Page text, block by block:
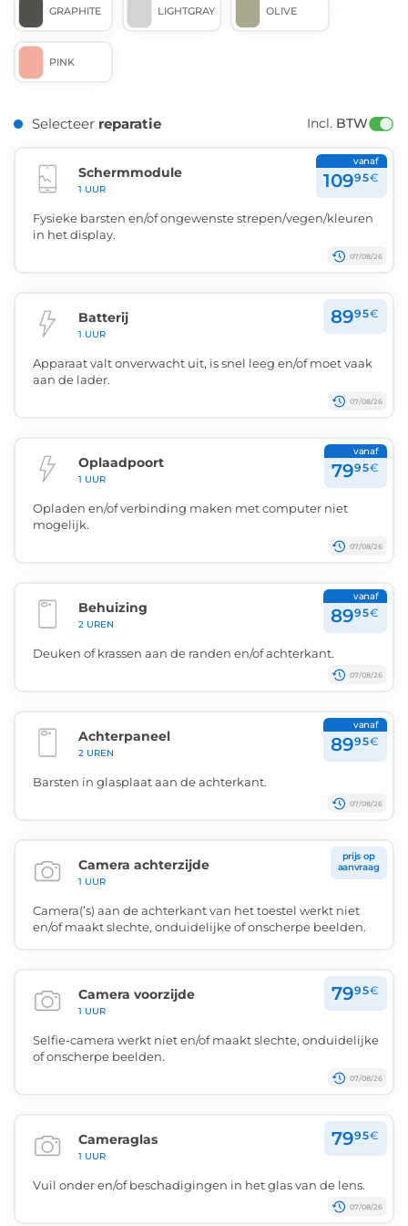
GRAPHITE LIGHTGRAY OLIVE
PINK
Selecteer reparatie Incl. BTW
Schermmodule
1 UUR
vanaf
10995€
Fysieke barsten en/of ongewenste strepen/vegen/kleuren
in het display.
07/08/26
Batterij
1 UUR
8995€
Apparaat valt onverwacht uit, is snel leeg en/of moet vaak
aan de lader.
07/08/26
Oplaadpoort
1 UUR
vanaf
7995€
Opladen en/of verbinding maken met computer niet
mogelijk.
07/08/26
Behuizing
2 UREN
vanaf
8995€
Deuken of krassen aan de randen en/of achterkant.
07/08/26
Achterpaneel
2 UREN
vanaf
8995€
Barsten in glasplaat aan de achterkant.
07/08/26
Camera achterzijde
1 UUR
prijs op
aanvraag
Camera(’s) aan de achterkant van het toestel werkt niet
en/of maakt slechte, onduidelijke of onscherpe beelden.
Camera voorzijde
1 UUR
7995€
Selfie-camera werkt niet en/of maakt slechte, onduidelijke
of onscherpe beelden.
07/08/26
Cameraglas
1 UUR
7995€
Vuil onder en/of beschadigingen in het glas van de lens.
07/08/26